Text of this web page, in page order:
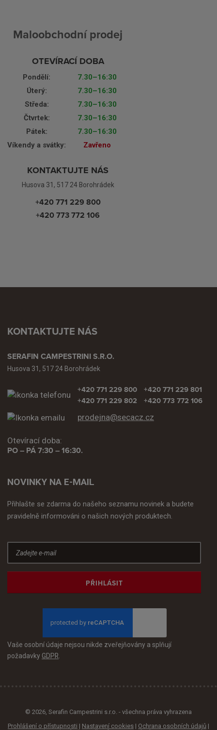
Maloobchodní prodej
OTEVÍRACÍ DOBA
Pondělí:
7.30–16:30
Úterý:
7.30–16:30
Středa:
7.30–16:30
Čtvrtek:
7.30–16:30
Pátek:
7.30–16:30
Víkendy a svátky:
Zavřeno
KONTAKTUJTE NÁS
Husova 31, 517 24 Borohrádek
+420 771 229 800
+420 773 772 106
KONTAKTUJTE NÁS
SERAFIN CAMPESTRINI S.R.O.
Husova 31, 517 24 Borohrádek
+420 771 229 800
+420 771 229 802
+420 771 229 801
+420 773 772 106
prodejna@secacz.cz
Otevírací doba:
PO – PÁ 7:30 – 16:30.
NOVINKY NA E-MAIL
Přihlašte se zdarma do našeho seznamu novinek a budete
pravidelně informováni o našich nových produktech.
PŘIHLÁSIT
Vaše osobní údaje nejsou nikde zveřejňovány a splňují
požadavky GDPR
© 2026, Serafin Campestrini s.r.o. - všechna práva vyhrazena
Prohlášení o přístupnosti | Nastavení cookies | Ochrana osobních údajů |